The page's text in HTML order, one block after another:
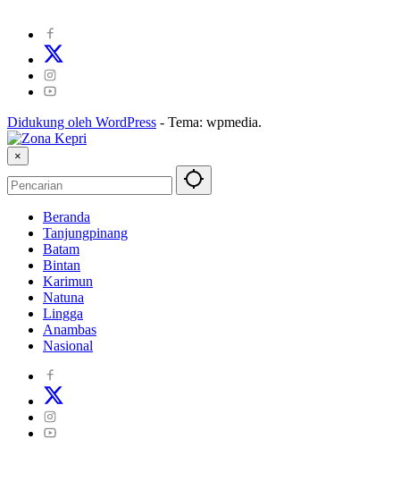
Didukung oleh WordPress - Tema: wpmedia.
×
Beranda
Tanjungpinang
Batam
Bintan
Karimun
Natuna
Lingga
Anambas
Nasional